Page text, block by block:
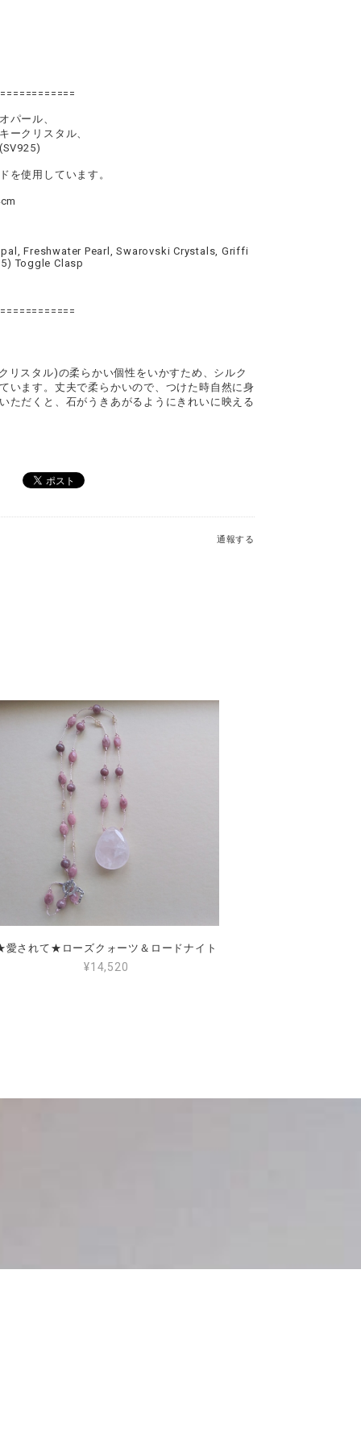
パール、
クリスタル、
を使用しています。
Freshwater Pearl, Swarovski Crystals, Griffi
Toggle Clasp
リスタル)の柔らかい個性をいかすため、シルク
います。丈夫で柔らかいので、つけた時自然に身
ただくと、石がうきあがるようにきれいに映える
通報する
されて★ローズクォーツ＆ロードナイト
¥14,520